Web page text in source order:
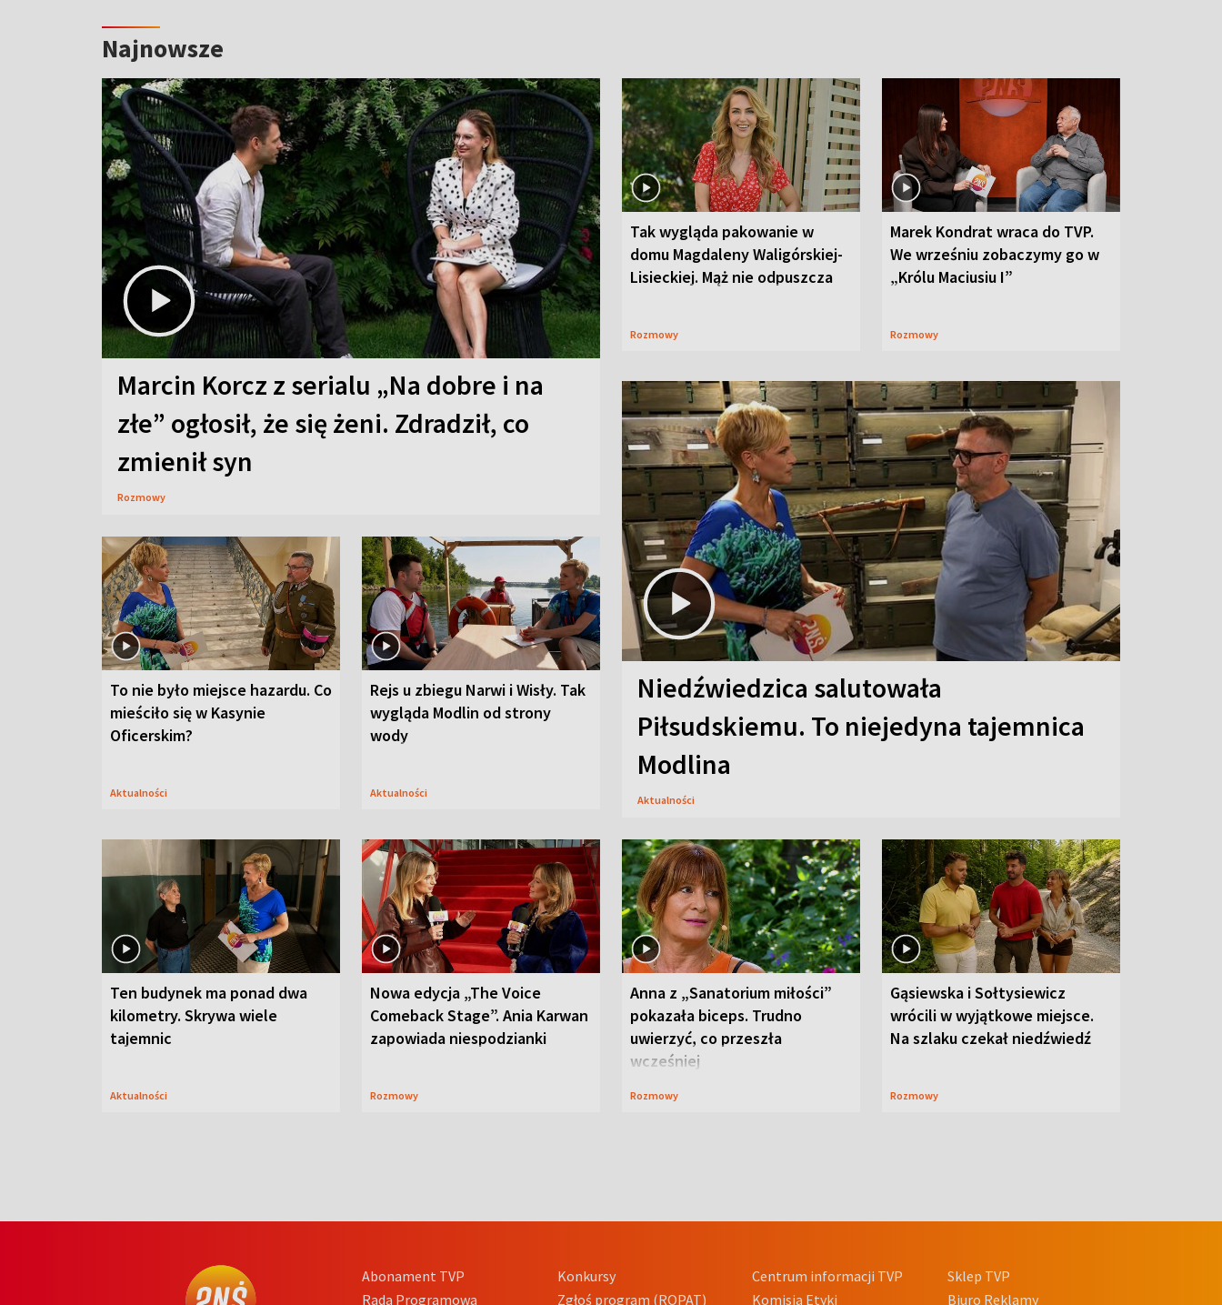
Najnowsze
Marcin Korcz z serialu „Na dobre i na
złe” ogłosił, że się żeni. Zdradził, co
zmienił syn
Rozmowy
Tak wygląda pakowanie w
domu Magdaleny Waligórskiej-
Lisieckiej. Mąż nie odpuszcza
Rozmowy
Marek Kondrat wraca do TVP.
We wrześniu zobaczymy go w
„Królu Maciusiu I”
Rozmowy
To nie było miejsce hazardu. Co
mieściło się w Kasynie
Oficerskim?
Aktualności
Rejs u zbiegu Narwi i Wisły. Tak
wygląda Modlin od strony
wody
Aktualności
Niedźwiedzica salutowała
Piłsudskiemu. To niejedyna tajemnica
Modlina
Aktualności
Ten budynek ma ponad dwa
kilometry. Skrywa wiele
tajemnic
Aktualności
Nowa edycja „The Voice
Comeback Stage”. Ania Karwan
zapowiada niespodzianki
Rozmowy
Anna z „Sanatorium miłości”
pokazała biceps. Trudno
uwierzyć, co przeszła
wcześniej
Rozmowy
Gąsiewska i Sołtysiewicz
wrócili w wyjątkowe miejsce.
Na szlaku czekał niedźwiedź
Rozmowy
Abonament TVP
Rada Programowa
Konkursy
Zgłoś program (ROPAT)
Centrum informacji TVP
Komisja Etyki
Sklep TVP
Biuro Reklamy